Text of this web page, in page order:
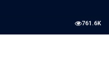
761.6K